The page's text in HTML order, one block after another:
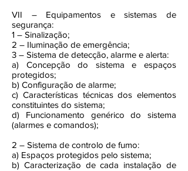
VII – Equipamentos e sistemas de
segurança:
1 – Sinalização;
2 – Iluminação de emergência;
3 – Sistema de detecção, alarme e alerta:
a) Concepção do sistema e espaços
protegidos;
b) Configuração de alarme;
c) Características técnicas dos elementos
constituintes do sistema;
d) Funcionamento genérico do sistema
(alarmes e comandos);
2 – Sistema de controlo de fumo:
a) Espaços protegidos pelo sistema;
b) Caracterização de cada instalação de